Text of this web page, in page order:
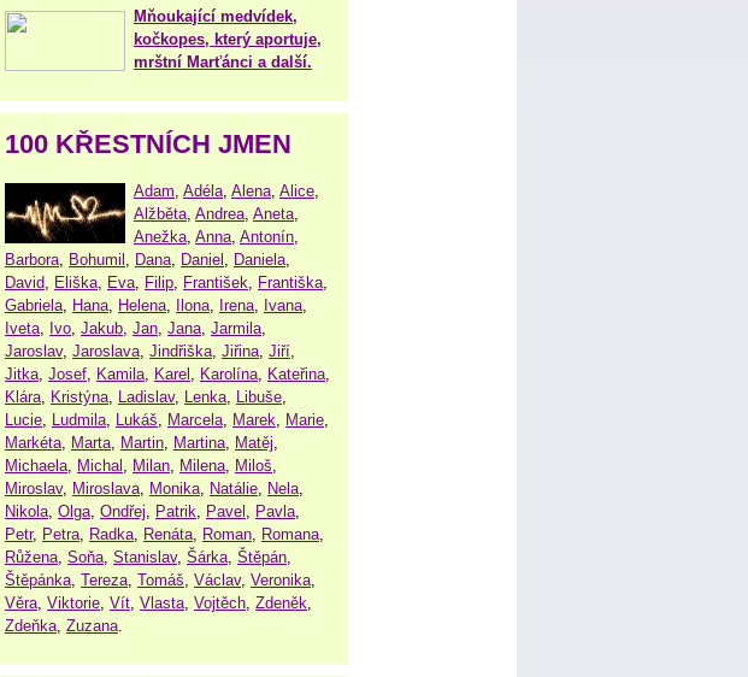
Mňoukající medvídek,
kočkopes, který aportuje,
mrštní Marťánci a další.
100 KŘESTNÍCH JMEN
Adam Adéla Alena Alice
Alžběta Andrea Aneta
Anežka Anna Antonín
Barbora Bohumil Dana Daniel Daniela
David Eliška Eva Filip František Františka
Gabriela Hana Helena Ilona Irena Ivana
Iveta Ivo Jakub Jan Jana Jarmila
Jaroslav, Jaroslava Jindřiška Jiřina Jiří
Jitka Josef Kamila Karel Karolína Kateřina
Klára Kristýna Ladislav, Lenka Libuše
Lucie Ludmila Lukáš Marcela Marek Marie
Markéta Marta Martin Martina Matěj
Michaela Michal Milan Milena Miloš
Miroslav, Miroslava Monika Natálie Nela
Nikola Olga Ondřej Patrik Pavel Pavla
Petr, Petra Radka Renáta Roman Romana
Růžena Soňa Stanislav, Šárka Štěpán
Štěpánka Tereza Tomáš Václav, Veronika
Věra Viktorie Vít Vlasta Vojtěch Zdeněk
Zdeňka Zuzana